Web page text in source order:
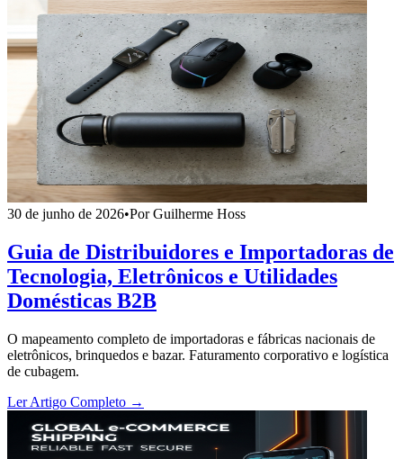
30 de junho de 2026•Por Guilherme Hoss
Guia de Distribuidores e Importadoras de
Tecnologia, Eletrônicos e Utilidades
Domésticas B2B
O mapeamento completo de importadoras e fábricas nacionais de
eletrônicos, brinquedos e bazar. Faturamento corporativo e logística
de cubagem.
Ler Artigo Completo →